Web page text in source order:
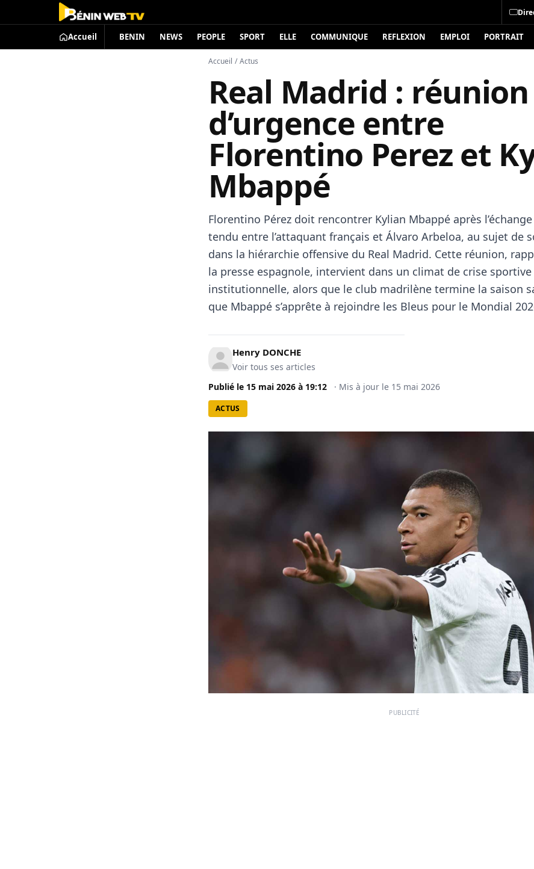
Accueil BENIN NEWS PEOPLE SPORT ELLE COMMUNIQUE REFLEXION EMPLOI PORTRAIT
Accueil / Actus
Real Madrid : réunion
d’urgence entre
Florentino Perez et
Mbappé
Florentino Pérez doit rencontrer Kylian Mbappé après
tendu entre l’attaquant français et Álvaro Arbeloa, au sujet de
dans la hiérarchie offensive du Real Madrid. Cette réunion,
la presse espagnole, intervient dans un climat de crise sportive
institutionnelle, alors que le club madrilène termine la saison
que Mbappé s’apprête à rejoindre les Bleus pour le Mondial
Henry DONCHE
Voir tous ses articles
Publié le 15 mai 2026 à 19:12 · Mis à jour le 15 mai 2026
ACTUS
PUBLICITÉ